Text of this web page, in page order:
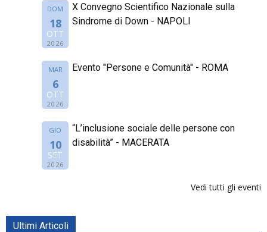
DOM
18
OTT
2026
X Convegno Scientifico Nazionale sulla
Sindrome di Down - NAPOLI
MAR
6
OTT
2026
Evento "Persone e Comunità" - ROMA
GIO
10
SET
2026
“L’inclusione sociale delle persone con
disabilità” - MACERATA
Vedi tutti gli eventi
Ultimi Articoli